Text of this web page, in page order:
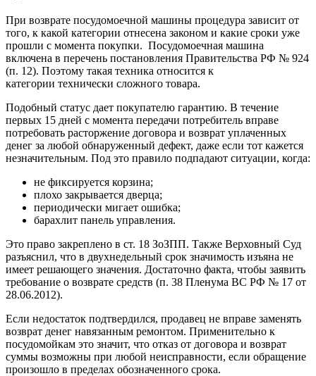
При возврате посудомоечной машины процедура зависит от
того, к какой категории отнесена законом и какие сроки уже
прошли с момента покупки. Посудомоечная машина
включена в перечень постановления Правительства РФ № 924
(п. 12). Поэтому такая техника относится к
категории технически сложного товара.
Подобный статус дает покупателю гарантию. В течение
первых 15 дней с момента передачи потребитель вправе
потребовать расторжение договора и возврат уплаченных
денег за любой обнаруженный дефект, даже если тот кажется
незначительным. Под это правило подпадают ситуации, когда:
не фиксируется корзина;
плохо закрывается дверца;
периодически мигает ошибка;
барахлит панель управления.
Это право закреплено в ст. 18 ЗоЗПП. Также Верховный Суд
разъяснил, что в двухнедельный срок значимость изъяна не
имеет решающего значения. Достаточно факта, чтобы заявить
требование о возврате средств (п. 38 Пленума ВС РФ № 17 от
28.06.2012).
Если недостаток подтвердился, продавец не вправе заменять
возврат денег навязанным ремонтом. Применительно к
посудомойкам это значит, что отказ от договора и возврат
суммы возможны при любой неисправности, если обращение
произошло в пределах обозначенного срока.